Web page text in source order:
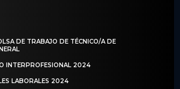
DE TRABAJO DE TÉCNICO/A DE
INTERPROFESIONAL 2024
LABORALES 2024